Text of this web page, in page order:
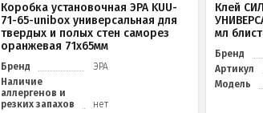
Коробка установочная ЭРА KUU-
71-65-unibox универсальная для
твердых и полых стен саморез
оранжевая 71х65мм
Бренд
ЭРА
Наличие
аллергенов и
резких запахов
нет
Клей
мл
Бренд
Артикул
Модель